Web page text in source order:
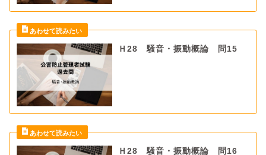
Ｈ28 騒音・振動概論 問15
Ｈ28 騒音・振動概論 問16